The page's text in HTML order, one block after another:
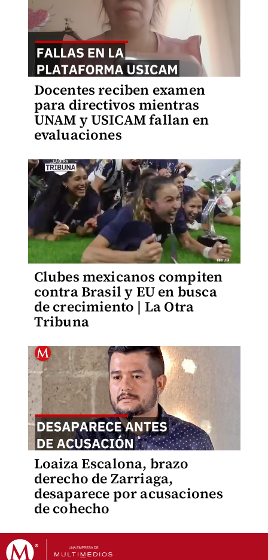
Docentes reciben examen
para directivos mientras
UNAM y USICAM fallan en
evaluaciones
Clubes mexicanos compiten
contra Brasil y EU en busca
de crecimiento | La Otra
Tribuna
Loaiza Escalona, brazo
derecho de Zarriaga,
desaparece por acusaciones
de cohecho